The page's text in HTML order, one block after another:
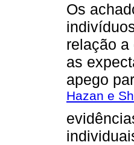
Os
relação
as
apego
Hazan e